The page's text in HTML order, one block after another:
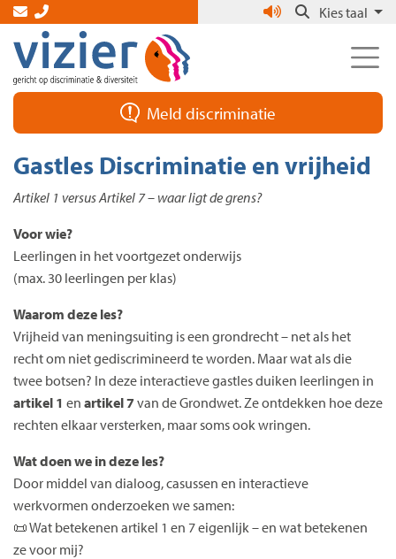
Skip
the
content
Kies taal
Meld discriminatie
Gastles Discriminatie en vrijheid
Artikel 1 versus Artikel 7 – waar ligt de grens?
Voor wie?
Leerlingen in het voortgezet onderwijs
(max. 30 leerlingen per klas)
Waarom deze les?
Vrijheid van meningsuiting is een grondrecht – net als het
recht om niet gediscrimineerd te worden. Maar wat als die
twee botsen? In deze interactieve gastles duiken leerlingen in
artikel 1 en artikel 7 van de Grondwet. Ze ontdekken hoe deze
rechten elkaar versterken, maar soms ook wringen.
Wat doen we in deze les?
Door middel van dialoog, casussen en interactieve
werkvormen onderzoeken we samen:
📜 Wat betekenen artikel 1 en 7 eigenlijk – en wat betekenen
ze voor mij?